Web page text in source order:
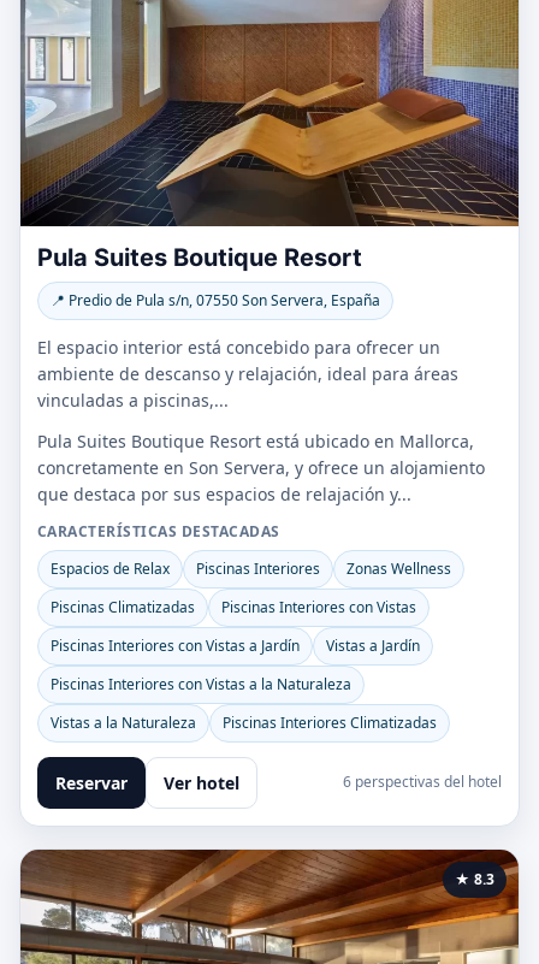
Pula Suites Boutique Resort
📍 Predio de Pula s/n, 07550 Son Servera, España
El espacio interior está concebido para ofrecer un
ambiente de descanso y relajación, ideal para áreas
vinculadas a piscinas,...
Pula Suites Boutique Resort está ubicado en Mallorca,
concretamente en Son Servera, y ofrece un alojamiento
que destaca por sus espacios de relajación y...
CARACTERÍSTICAS DESTACADAS
Espacios de Relax
Piscinas Interiores
Zonas Wellness
Piscinas Climatizadas
Piscinas Interiores con Vistas
Piscinas Interiores con Vistas a Jardín
Vistas a Jardín
Piscinas Interiores con Vistas a la Naturaleza
Vistas a la Naturaleza
Piscinas Interiores Climatizadas
Reservar Ver hotel 6 perspectivas del hotel
★ 8.3